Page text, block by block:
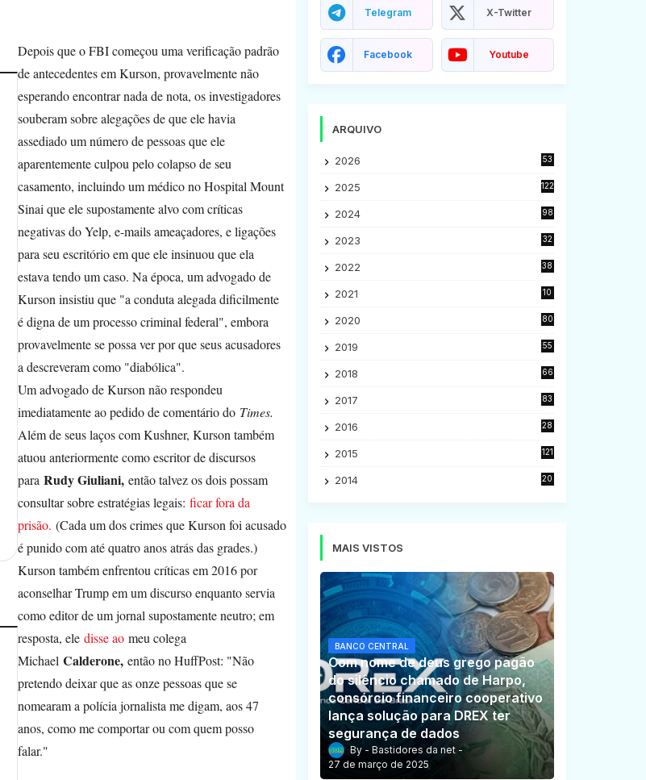
Depois que o FBI começou uma verificação padrão
de antecedentes em Kurson, provavelmente não
esperando encontrar nada de nota, os investigadores
souberam sobre alegações de que ele havia
assediado um número de pessoas que ele
aparentemente culpou pelo colapso de seu
casamento, incluindo um médico no Hospital Mount
Sinai que ele supostamente alvo com críticas
negativas do Yelp, e-mails ameaçadores, e ligações
para seu escritório em que ele insinuou que ela
estava tendo um caso. Na época, um advogado de
Kurson insistiu que "a conduta alegada dificilmente
é digna de um processo criminal federal", embora
provavelmente se possa ver por que seus acusadores
a descreveram como "diabólica".
Um advogado de Kurson não respondeu
imediatamente ao pedido de comentário do Times.
Além de seus laços com Kushner, Kurson também
atuou anteriormente como escritor de discursos
paraRudy Giuliani, então talvez os dois possam
consultar sobre estratégias legais:ficar fora da
prisão. (Cada um dos crimes que Kurson foi acusado
é punido com até quatro anos atrás das grades.)
Kurson também enfrentou críticas em 2016 por
aconselhar Trump em um discurso enquanto servia
como editor de um jornal supostamente neutro; em
resposta, eledisse ao meu colega
MichaelCalderone, então no HuffPost: "Não
pretendo deixar que as onze pessoas que se
nomearam a polícia jornalista me digam, aos 47
anos, como me comportar ou com quem posso
falar."
Telegram X-Twitter
Facebook Youtube
ARQUIVO
2026 53
2025 122
2024 98
2023
32
2022
38
2021
10
2020
80
2019
55
2018
66
2017
83
2016
28
2015
121
2014
20
MAIS VISTOS
BANCO CENTRAL
Com nome de deus grego pagão
do silêncio chamado de Harpo,
consórcio financeiro cooperativo
lança solução para DREX ter
segurança de dados
Bastidores da net
27 de março de 2025